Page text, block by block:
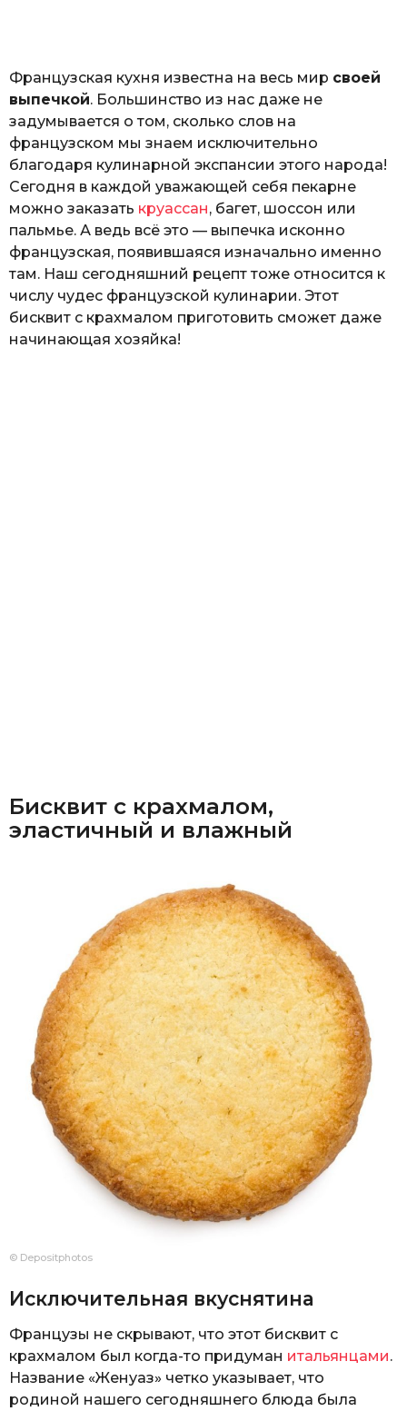
Французская кухня известна на весь мир своей
выпечкой. Большинство из нас даже не
задумывается о том, сколько слов на
французском мы знаем исключительно
благодаря кулинарной экспансии этого народа!
Сегодня в каждой уважающей себя пекарне
можно заказать круассан, багет, шоссон или
пальмье. А ведь всё это — выпечка исконно
французская, появившаяся изначально именно
там. Наш сегодняшний рецепт тоже относится к
числу чудес французской кулинарии. Этот
бисквит с крахмалом приготовить сможет даже
начинающая хозяйка!
Бисквит с крахмалом,
эластичный и влажный
© Depositphotos
Исключительная вкуснятина
Французы не скрывают, что этот бисквит с
крахмалом был когда-то придуман итальянцами.
Название «Женуаз» четко указывает, что
родиной нашего сегодняшнего блюда была